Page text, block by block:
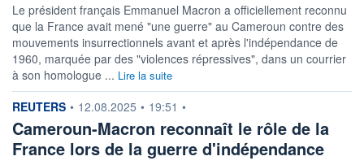
Le président français Emmanuel Macron a officiellement reconnu
que la France avait mené "une guerre" au Cameroun contre des
mouvements insurrectionnels avant et après l'indépendance de
1960, marquée par des "violences répressives", dans un courrier
à son homologue ... Lire la suite
information fournie par
REUTERS • 12.08.2025 • 19:51 •
Cameroun-Macron reconnaît le rôle de la
France lors de la guerre d'indépendance